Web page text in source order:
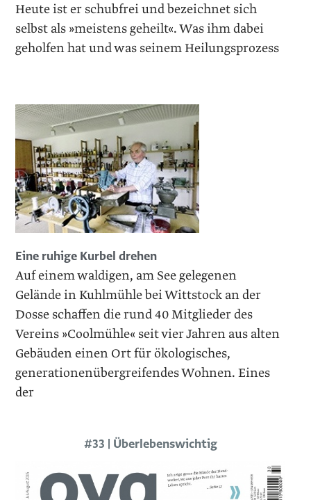
Heute ist er schubfrei und bezeichnet sich
selbst als »meistens geheilt«. Was ihm dabei
geholfen hat und was seinem Heilungsprozess
Eine ruhige Kurbel drehen
Auf einem waldigen, am See gelegenen
Gelände in Kuhlmühle bei Wittstock an der
Dosse schaffen die rund 40 Mitglieder des
Vereins »Coolmühle« seit vier Jahren aus alten
Gebäuden einen Ort für ökologisches,
generationenübergreifendes Wohnen. Eines
der
#33 | Überlebenswichtig